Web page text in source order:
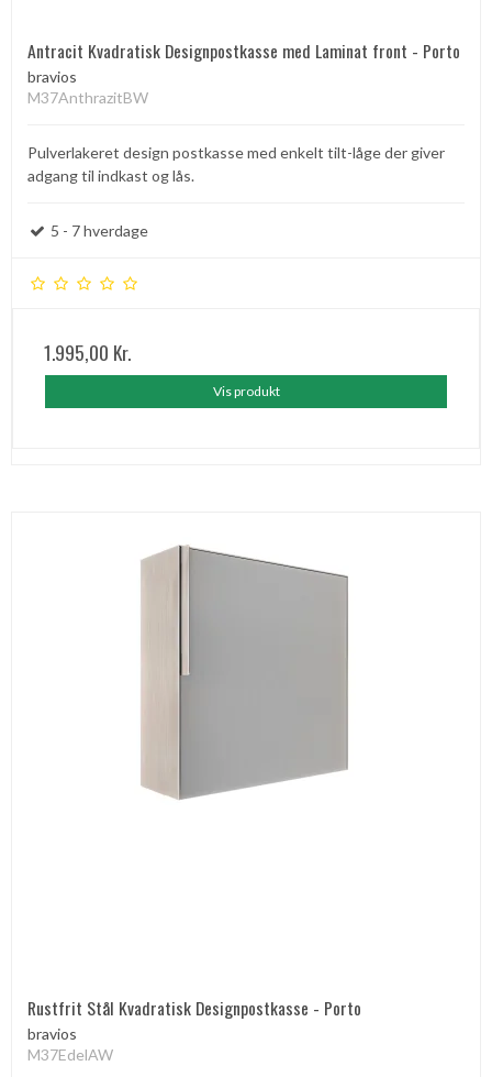
Antracit Kvadratisk Designpostkasse med Laminat front - Porto
bravios
M37AnthrazitBW
Pulverlakeret design postkasse med enkelt tilt-låge der giver
adgang til indkast og lås.
5 - 7 hverdage
1.995,00 Kr.
Vis produkt
Rustfrit Stål Kvadratisk Designpostkasse - Porto
bravios
M37EdelAW